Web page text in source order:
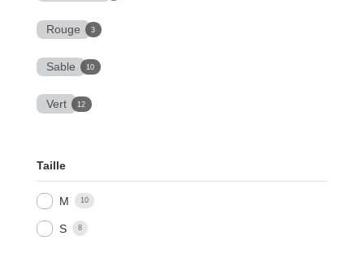
Rouge 3
Sable 10
Vert 12
Taille
M 10
S 8